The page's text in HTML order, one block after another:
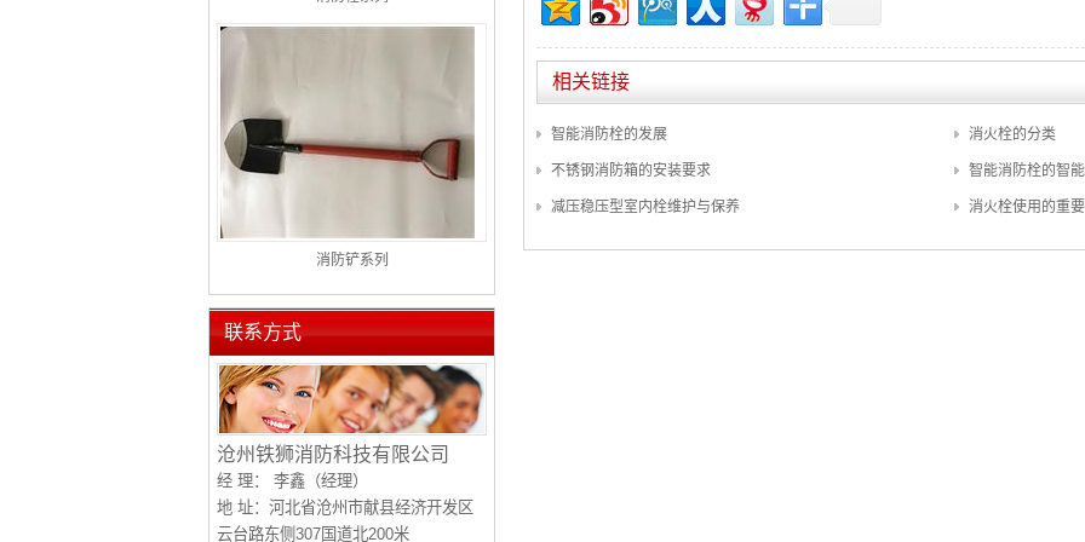
相关链接
智能消防栓的发展 消火栓的分类
不锈钢消防箱的安装要求 智能消防栓的智
减压稳压型室内栓维护与保养 消火栓使用的重
消防铲系列
联系方式
沧州铁狮消防科技有限公司
经 理：
李鑫（经理）
地 址：河北省沧州市献县经济开发区
云台路东侧307国道北200米